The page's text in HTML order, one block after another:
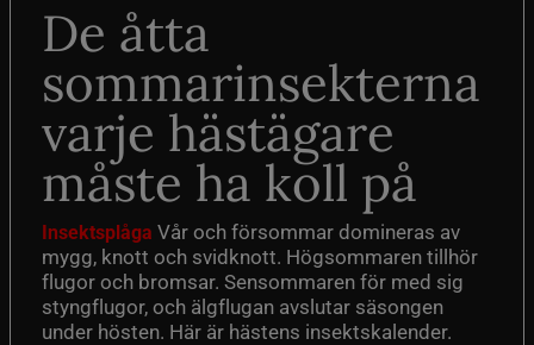
De åtta
sommarinsekterna
varje hästägare
måste ha koll på
Insektsplåga Vår och försommar domineras av
mygg, knott och svidknott. Högsommaren tillhör
flugor och bromsar. Sensommaren för med sig
styngflugor, och älgflugan avslutar säsongen
under hösten. Här är hästens insektskalender.